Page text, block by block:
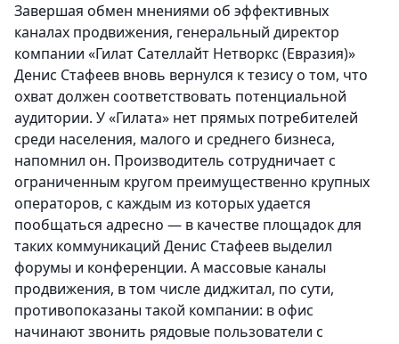
Завершая обмен мнениями об эффективных
каналах продвижения, генеральный директор
компании «Гилат Сателлайт Нетворкс (Евразия)»
Денис Стафеев вновь вернулся к тезису о том, что
охват должен соответствовать потенциальной
аудитории. У «Гилата» нет прямых потребителей
среди населения, малого и среднего бизнеса,
напомнил он. Производитель сотрудничает с
ограниченным кругом преимущественно крупных
операторов, с каждым из которых удается
пообщаться адресно — в качестве площадок для
таких коммуникаций Денис Стафеев выделил
форумы и конференции. А массовые каналы
продвижения, в том числе диджитал, по сути,
противопоказаны такой компании: в офис
начинают звонить рядовые пользователи с